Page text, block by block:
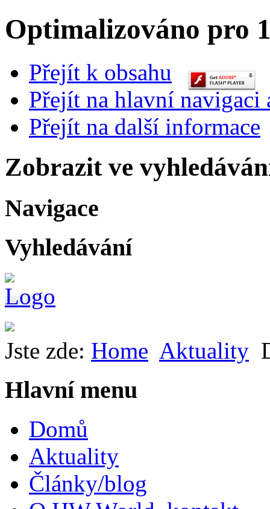
Optimalizováno pro
Přejít k obsahu
Přejít na hlavní navigaci
Přejít na další informace
Zobrazit ve
Navigace
Vyhledávání
Jste zde: Home Aktuality
Hlavní menu
Domů
Aktuality
Články/blog